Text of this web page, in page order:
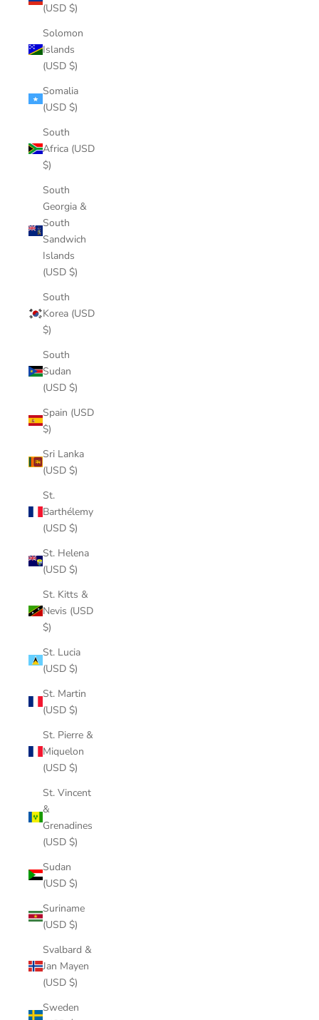
(USD $)
Solomon
Islands
(USD $)
Somalia
(USD $)
South
Africa (USD
$)
South
Georgia &
South
Sandwich
Islands
(USD $)
South
Korea (USD
$)
South
Sudan
(USD $)
Spain (USD
$)
Sri Lanka
(USD $)
St.
Barthélemy
(USD $)
St. Helena
(USD $)
St. Kitts &
Nevis (USD
$)
St. Lucia
(USD $)
St. Martin
(USD $)
St. Pierre &
Miquelon
(USD $)
St. Vincent
&
Grenadines
(USD $)
Sudan
(USD $)
Suriname
(USD $)
Svalbard &
Jan Mayen
(USD $)
Sweden